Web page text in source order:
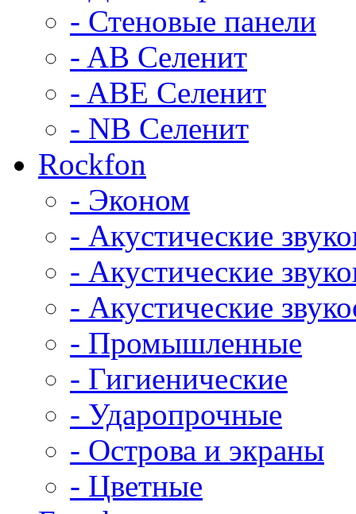
- Стеновые панели
- AB Селенит
- ABE Селенит
- NB Селенит
Rockfon
- Эконом
- Акустические
- Акустические
- Акустические
- Промышленные
- Гигиенические
- Ударопрочные
- Острова и экраны
- Цветные